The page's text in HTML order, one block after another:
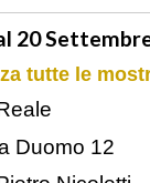
20
tutte le
Duomo 12